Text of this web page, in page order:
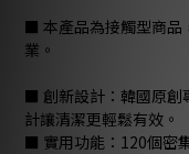
■ 本產品為接觸型商品
業。
■ 創新設計：韓國原創
計讓清潔更輕鬆有效。
■ 實用功能：120個密